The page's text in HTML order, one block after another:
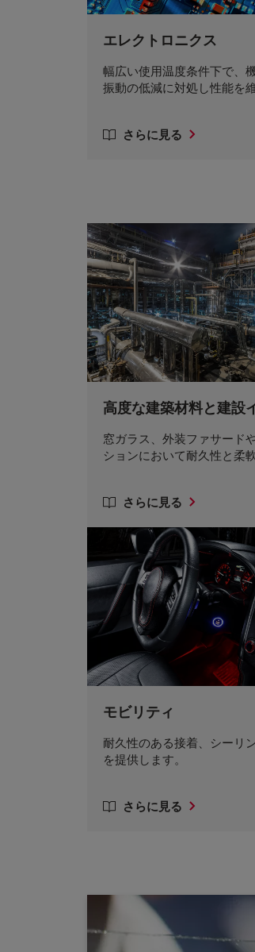
エレクトロニクス
幅広い使用温度条件下で、
振動の低減に対処し性能を
さらに見る
高度な建築材料と建設
窓ガラス、外装ファサード
ションにおいて耐久性と柔
さらに見る
モビリティ
耐久性のある接着、シーリ
を提供します。
さらに見る